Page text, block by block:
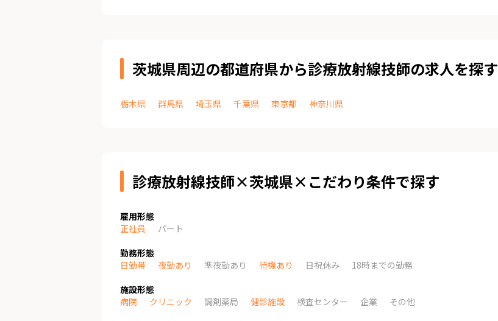
茨城県周辺の都道府県から診療放射線技師の求人を探す
栃木県 群馬県 埼玉県 千葉県 東京都 神奈川県
診療放射線技師×茨城県×こだわり条件で探す
雇用形態
正社員
パート
勤務形態
日勤帯
夜勤あり 準夜勤あり 待機あり 日祝休み
18時までの勤務
施設形態
病院
クリニック 調剤薬局 健診施設 検査センター 企業 その他